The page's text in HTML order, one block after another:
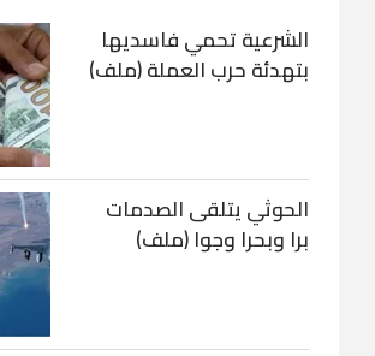
الشرعية تحمي فاسديها
بتهدئة حرب العملة (ملف)
الحوثي يتلقى الصدمات
برا وبحرا وجوا (ملف)